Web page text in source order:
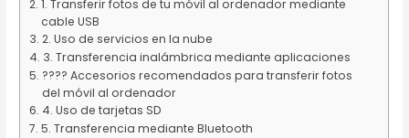
1. Transferir fotos de tu móvil al ordenador mediante
cable USB
2. Uso de servicios en la nube
3. Transferencia inalámbrica mediante aplicaciones
???? Accesorios recomendados para transferir fotos
del móvil al ordenador
4. Uso de tarjetas SD
5. Transferencia mediante Bluetooth